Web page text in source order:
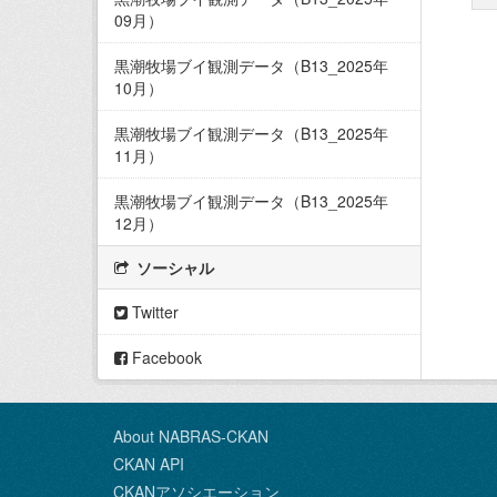
09月）
黒潮牧場ブイ観測データ（B13_2025年
10月）
黒潮牧場ブイ観測データ（B13_2025年
11月）
黒潮牧場ブイ観測データ（B13_2025年
12月）
ソーシャル
Twitter
Facebook
About NABRAS-CKAN
CKAN API
CKANアソシエーション